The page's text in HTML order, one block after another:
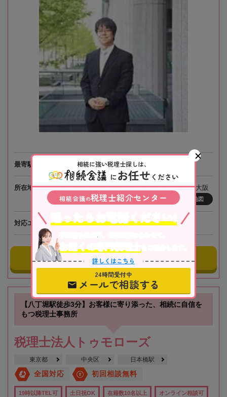
最寄駅 阪急電鉄「南方駅」徒歩1分
所在地
〒532-0011 大阪府大阪市淀川区西中島3-15-7 新大阪
プリンスビル4階
地図
対応エリア 大阪、全国オンライン相談可
事務所にメールする
【八丁堀駅徒歩3分】お客様に寄り添った、相続に自信を
もつ税理士事務所
税理士法人トゥモローズ
東京都 中央区 日本橋駅
全国対応 初回相談無料
19時以降TEL可 土日祝OK 在籍数10名以上 オンライン相談可
相続に強い税理士探しは、
にお任せ ください
相続会議の税理士紹介センター
不動産や株式等、相続資産に合わせて、
お近くの専門税理士 をご紹介します。
詳しくはこちら
24時間受付中
メールで相談する